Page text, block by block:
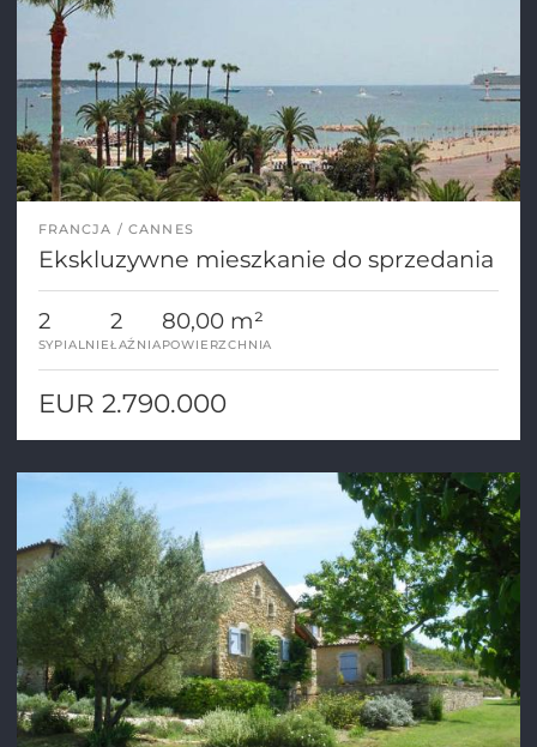
FRANCJA CANNES
Ekskluzywne mieszkanie do sprzedania
2
SYPIALNIE
2
ŁAŹNIA
80,00 m²
POWIERZCHNIA
EUR 2.790.000